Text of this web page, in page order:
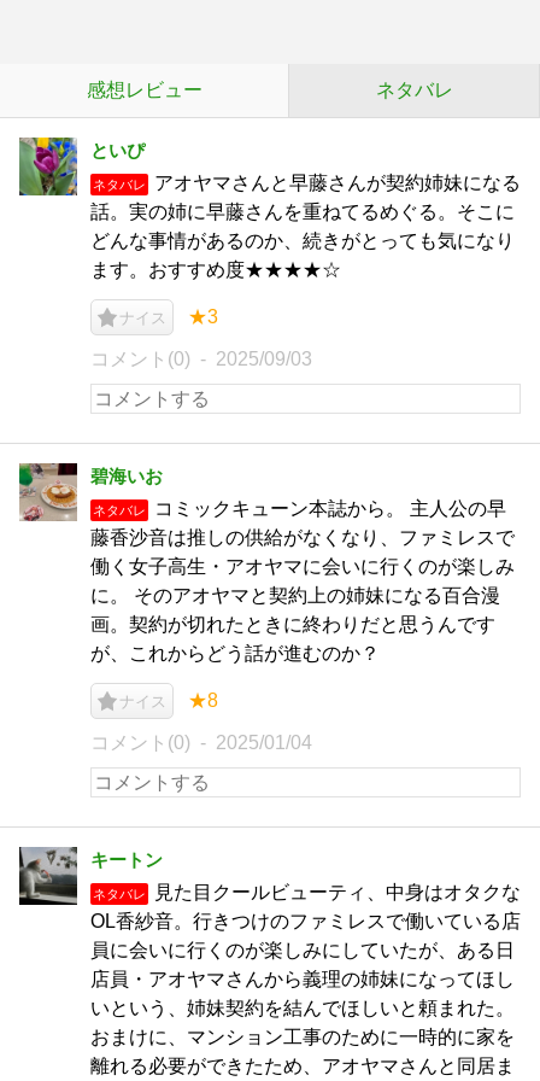
感想レビュー ネタバレ
といぴ
ネタバレ
アオヤマさんと早藤さんが契約姉妹になる
話。実の姉に早藤さんを重ねてるめぐる。そこに
どんな事情があるのか、続きがとっても気になり
ます。おすすめ度★★★★☆
ナイス ★3
コメント(0) 2025/09/03
碧海いお
ネタバレ
コミックキューン本誌から。 主人公の早
藤香沙音は推しの供給がなくなり、ファミレスで
働く女子高生・アオヤマに会いに行くのが楽しみ
に。 そのアオヤマと契約上の姉妹になる百合漫
画。契約が切れたときに終わりだと思うんです
が、これからどう話が進むのか？
ナイス ★8
コメント(0) 2025/01/04
キートン
ネタバレ
見た目クールビューティ、中身はオタクな
OL香紗音。行きつけのファミレスで働いている店
員に会いに行くのが楽しみにしていたが、ある日
店員・アオヤマさんから義理の姉妹になってほし
いという、姉妹契約を結んでほしいと頼まれた。
おまけに、マンション工事のために一時的に家を
離れる必要ができたため、アオヤマさんと同居ま